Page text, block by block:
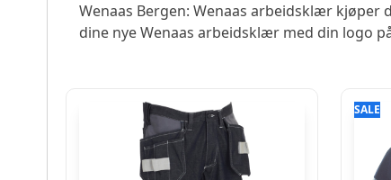
Wenaas Bergen: Wenaas arbeidsklær kjøper
dine nye Wenaas arbeidsklær med din logo
SALE